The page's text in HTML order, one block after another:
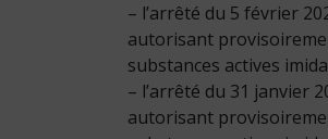
– l’arrêté du 5 février
autorisant
substances actives
– l’arrêté du 31 janvier
autorisant